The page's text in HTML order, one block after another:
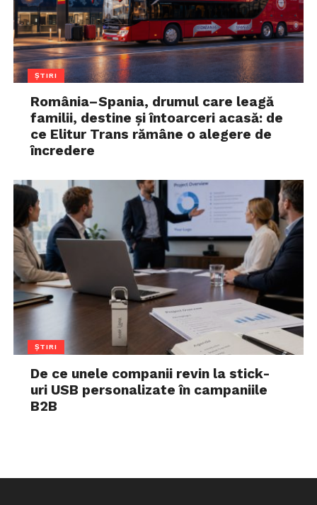
ȘTIRI
România–Spania, drumul care leagă
familii, destine și întoarceri acasă: de
ce Elitur Trans rămâne o alegere de
încredere
ȘTIRI
De ce unele companii revin la stick-
uri USB personalizate în campaniile
B2B